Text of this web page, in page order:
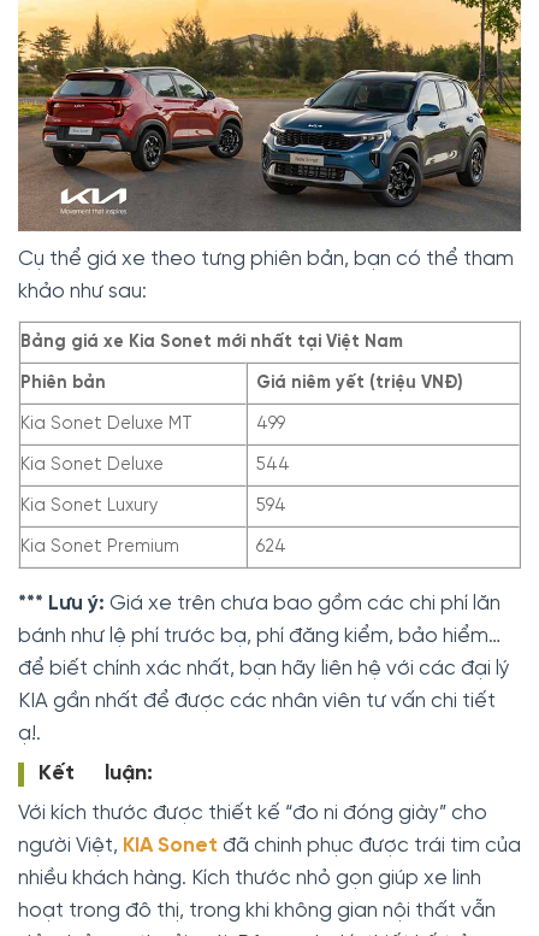
Cụ thể giá xe theo tưng phiên bản, bạn có thể tham
khảo như sau:
Bảng giá xe Kia Sonet mới nhất tại Việt Nam
Phiên bản Giá niêm yết (triệu VNĐ)
Kia Sonet Deluxe MT 499
Kia Sonet Deluxe 544
Kia Sonet Luxury 594
Kia Sonet Premium 624
*** Lưu ý: Giá xe trên chưa bao gồm các chi phí lăn
bánh như lệ phí trước bạ, phí đăng kiểm, bảo hiểm…
để biết chính xác nhất, bạn hãy liên hệ với các đại lý
KIA gần nhất để được các nhân viên tư vấn chi tiết
ạ!.
Kết luận:
Với kích thước được thiết kế “đo ni đóng giày” cho
người Việt, KIA Sonet đã chinh phục được trái tim của
nhiều khách hàng. Kích thước nhỏ gọn giúp xe linh
hoạt trong đô thị, trong khi không gian nội thất vẫn